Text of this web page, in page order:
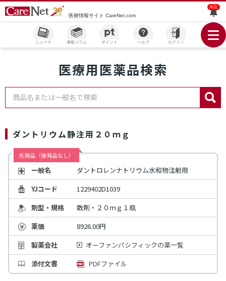
医療情報サイト CareNet.com
未読
ニュース 連載コラム ポイント ヘルプ ログイン
医療用医薬品検索
商品名または一般名で検索
ダントリウム静注用２０ｍｇ
先発品（後発品なし）
一般名
ダントロレンナトリウム水和物注射用
YJコード
1229402D1039
剤型・規格
散剤・２０ｍｇ１瓶
薬価
8926.00円
製薬会社
オーファンパシフィックの薬一覧
添付文書
PDFファイル